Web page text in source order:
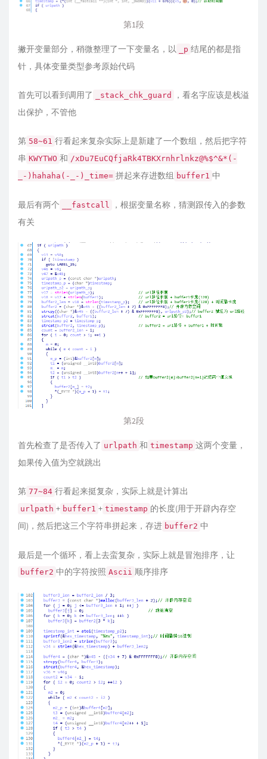
第1段
撇开变量部分，稍微整理了一下变量名，以 _p 结尾的都是指
针，具体变量类型参考原始代码
首先可以看到调用了 _stack_chk_guard
，看名字应该是栈溢
出保护，不管他
第 58~61 行看起来复杂实际上是新建了一个数组，然后把字符
串 KWYTWO 和 /xDu7EuCQfjaRk4TBKXrnhrlnkz@%$^&*(-
_-)hahaha(-_-)_time= 拼起来存进数组 buffer1 中
最后有两个 __fastcall
，根据变量名称，猜测跟传入的参数
有关
第2段
首先检查了是否传入了 urlpath 和 timestamp 这两个变量，
如果传入值为空就跳出
第 77~84 行看起来挺复杂，实际上就是计算出
urlpath + buffer1 + timestamp 的长度(用于开辟内存空
间)，然后把这三个字符串拼起来，存进 buffer2 中
最后是一个循环，看上去蛮复杂，实际上就是冒泡排序，让
buffer2 中的字符按照 Ascii 顺序排序